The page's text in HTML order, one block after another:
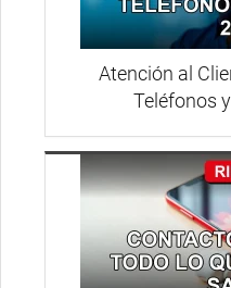
Atención al
Teléfonos